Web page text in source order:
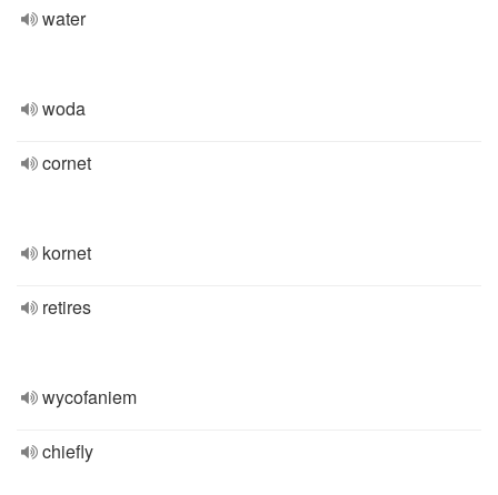
water
woda
cornet
kornet
retires
wycofaniem
chiefly